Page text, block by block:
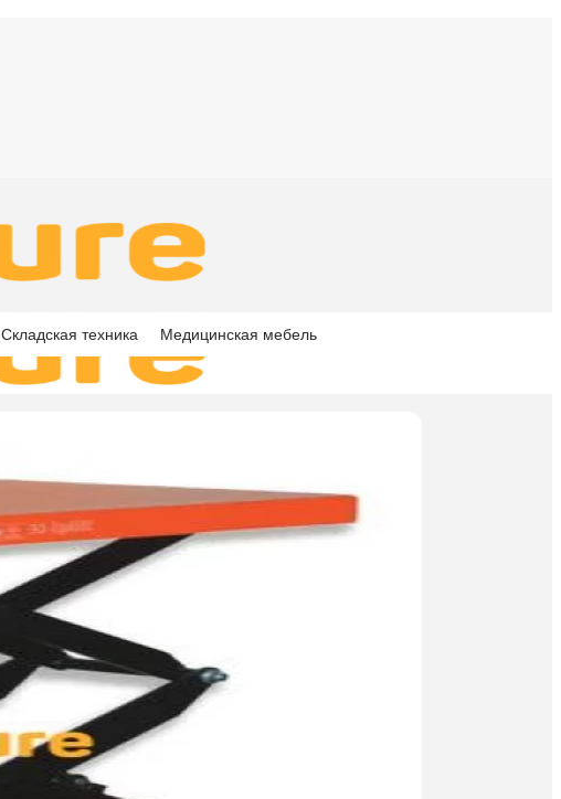
Складская техника Медицинская мебель